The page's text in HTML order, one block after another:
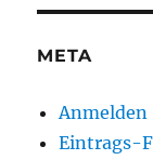
META
Anmelden
Eintrags-